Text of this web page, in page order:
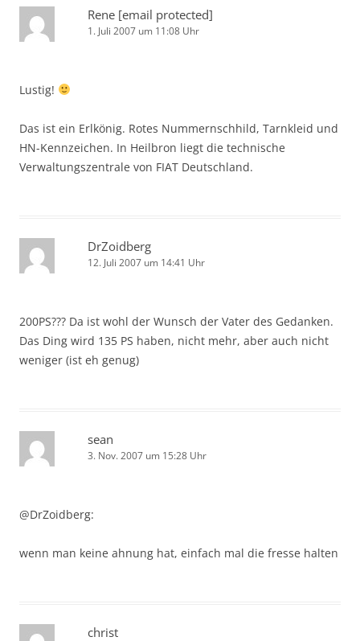
Rene [email protected]
1. Juli 2007 um 11:08 Uhr
Lustig!
Das ist ein Erlkönig. Rotes Nummernschhild, Tarnkleid und
HN-Kennzeichen. In Heilbron liegt die technische
Verwaltungszentrale von FIAT Deutschland.
DrZoidberg
12. Juli 2007 um 14:41 Uhr
200PS??? Da ist wohl der Wunsch der Vater des Gedanken.
Das Ding wird 135 PS haben, nicht mehr, aber auch nicht
weniger (ist eh genug)
sean
3. Nov. 2007 um 15:28 Uhr
@DrZoidberg:
wenn man keine ahnung hat, einfach mal die fresse halten
christ